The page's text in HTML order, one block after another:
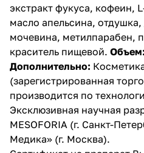
экстракт фукуса, кофеин,
масло апельсина,
мочевина, метилпарабен,
краситель пищевой. Объем:
Дополнительно:
(зарегистрированная
производится по
Эксклюзивная научная
MESOFORIA (г. Cанкт-
Медика» (г. Москва).